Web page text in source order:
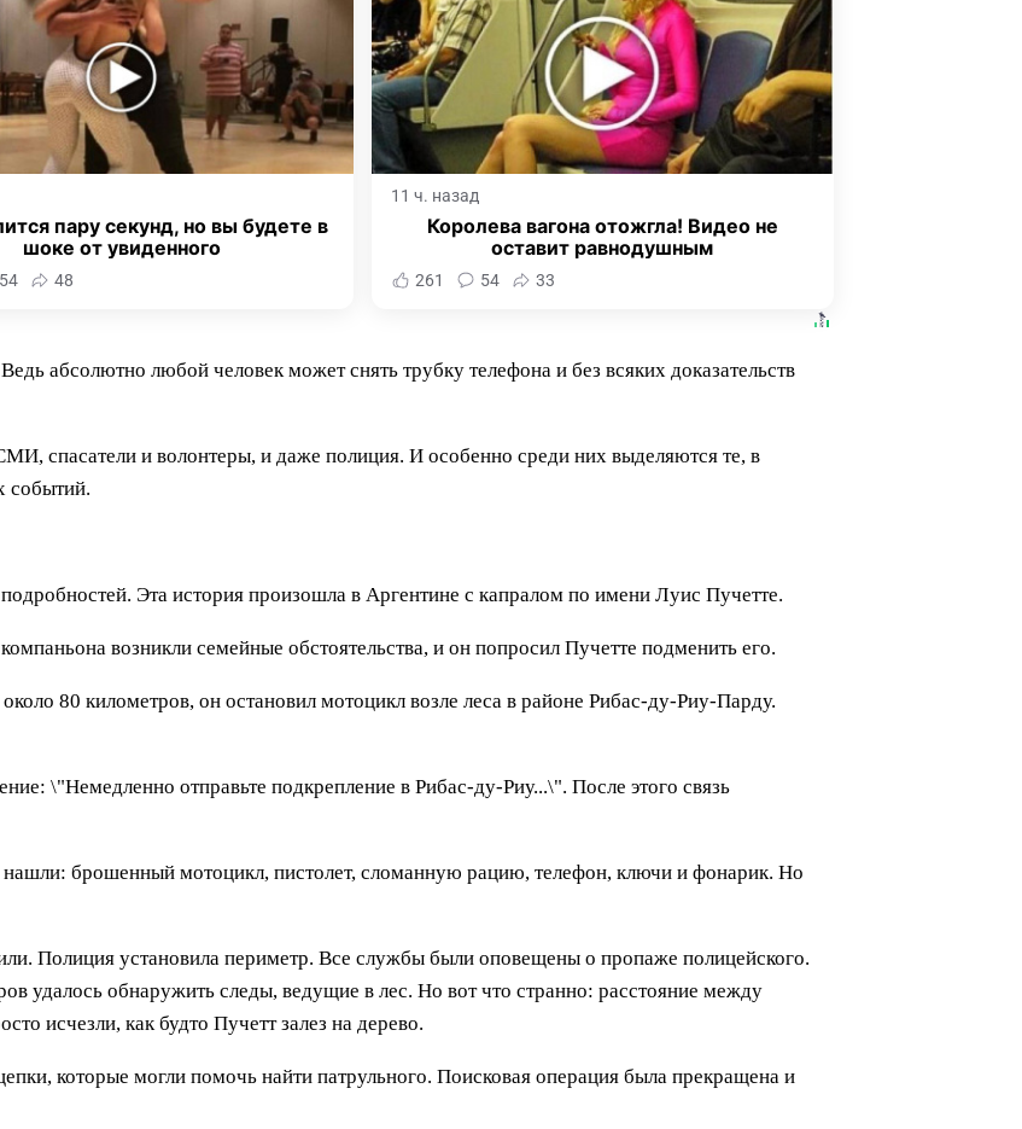
пару секунд, но вы будете в
шоке от увиденного
54 48
11 ч. назад
Королева вагона отожгла! Видео не
оставит равнодушным
261 54 33
абсолютно любой человек может снять трубку телефона и без всяких доказательств
спасатели и волонтеры, и даже полиция. И особенно среди них выделяются те, в
событий.
Эта история произошла в Аргентине с капралом по имени Луис Пучетте.
возникли семейные обстоятельства, и он попросил Пучетте подменить его.
80 километров, он остановил мотоцикл возле леса в районе Рибас-ду-Риу-Парду.
\"Немедленно отправьте подкрепление в Рибас-ду-Риу...\". После этого связь
брошенный мотоцикл, пистолет, сломанную рацию, телефон, ключи и фонарик. Но
Полиция установила периметр. Все службы были оповещены о пропаже полицейского.
удалось обнаружить следы, ведущие в лес. Но вот что странно: расстояние между
исчезли, как будто Пучетт залез на дерево.
которые могли помочь найти патрульного. Поисковая операция была прекращена и